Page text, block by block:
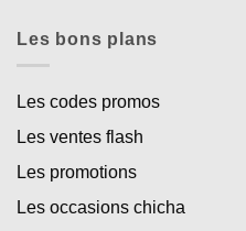
Les bons plans
Les codes promos
Les ventes flash
Les promotions
Les occasions chicha